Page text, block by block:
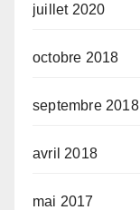
juillet 2020
octobre 2018
septembre 2018
avril 2018
mai 2017